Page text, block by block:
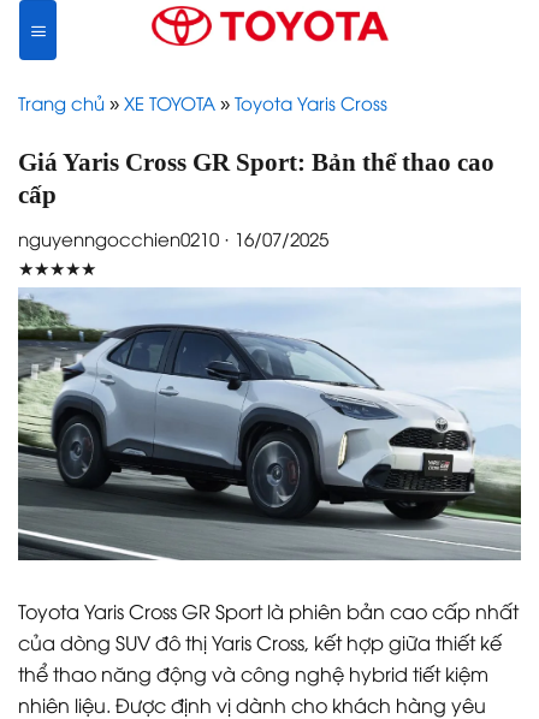
content
Trang chủ » XE TOYOTA » Toyota Yaris Cross
Giá Yaris Cross GR Sport: Bản thể thao cao
cấp
nguyenngocchien0210 · 16/07/2025
★★★★★
Toyota Yaris Cross GR Sport là phiên bản cao cấp nhất
của dòng SUV đô thị Yaris Cross, kết hợp giữa thiết kế
thể thao năng động và công nghệ hybrid tiết kiệm
nhiên liệu. Được định vị dành cho khách hàng yêu